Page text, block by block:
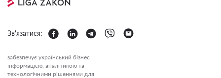
Зв'язатися:
забезпечує український бізнес
інформацією, аналітикою та
технологічними рішеннями для